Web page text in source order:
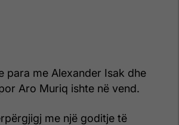
para me Alexander Isak dhe
Aro Muriq ishte në vend.
me një goditje të